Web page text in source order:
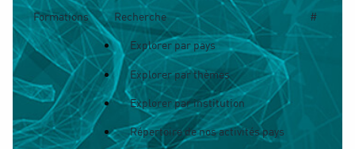
Formations Recherche
Explorer par pays
Explorer par thèmes
Explorer par institution
Répertoire de nos activités pays
#